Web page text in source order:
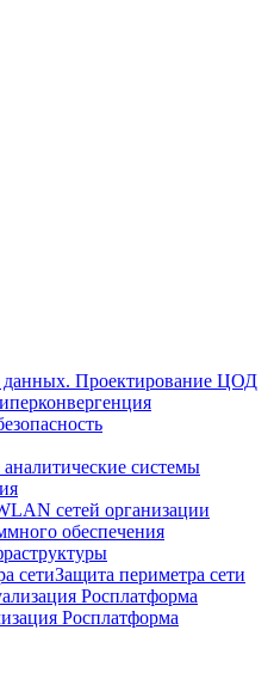
данных. Проектирование ЦОД
системы
сетей организации
обеспечения
Защита периметра сети
Росплатформа